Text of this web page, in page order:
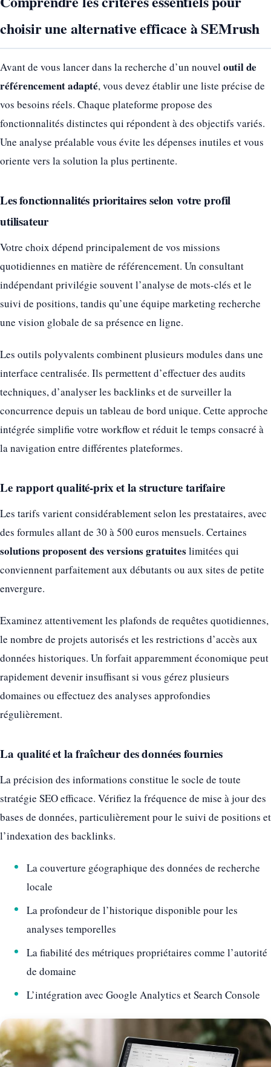
choisir une alternative efficace à SEMrush
Avant de vous lancer dans la recherche d’un nouvel outil de
référencement adapté, vous devez établir une liste précise de
vos besoins réels. Chaque plateforme propose des
fonctionnalités distinctes qui répondent à des objectifs variés.
Une analyse préalable vous évite les dépenses inutiles et vous
oriente vers la solution la plus pertinente.
Les fonctionnalités prioritaires selon votre profil
utilisateur
Votre choix dépend principalement de vos missions
quotidiennes en matière de référencement. Un consultant
indépendant privilégie souvent l’analyse de mots-clés et le
suivi de positions, tandis qu’une équipe marketing recherche
une vision globale de sa présence en ligne.
Les outils polyvalents combinent plusieurs modules dans une
interface centralisée. Ils permettent d’effectuer des audits
techniques, d’analyser les backlinks et de surveiller la
concurrence depuis un tableau de bord unique. Cette approche
intégrée simplifie votre workflow et réduit le temps consacré à
la navigation entre différentes plateformes.
Le rapport qualité-prix et la structure tarifaire
Les tarifs varient considérablement selon les prestataires, avec
des formules allant de 30 à 500 euros mensuels. Certaines
solutions proposent des versions gratuites limitées qui
conviennent parfaitement aux débutants ou aux sites de petite
envergure.
Examinez attentivement les plafonds de requêtes quotidiennes,
le nombre de projets autorisés et les restrictions d’accès aux
données historiques. Un forfait apparemment économique peut
rapidement devenir insuffisant si vous gérez plusieurs
domaines ou effectuez des analyses approfondies
régulièrement.
La qualité et la fraîcheur des données fournies
La précision des informations constitue le socle de toute
stratégie SEO efficace. Vérifiez la fréquence de mise à jour des
bases de données, particulièrement pour le suivi de positions et
l’indexation des backlinks.
La couverture géographique des données de recherche
locale
La profondeur de l’historique disponible pour les
analyses temporelles
La fiabilité des métriques propriétaires comme l’autorité
de domaine
L’intégration avec Google Analytics et Search Console